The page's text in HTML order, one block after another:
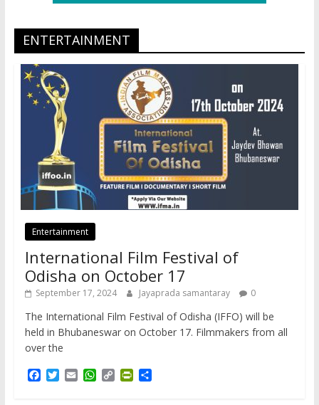
ENTERTAINMENT
Entertainment
International Film Festival of
Odisha on October 17
September 17, 2024 Jayaprada samantaray 0
The International Film Festival of Odisha (IFFO) will be
held in Bhubaneswar on October 17. Filmmakers from all
over the
F
T
E
W C
P
S